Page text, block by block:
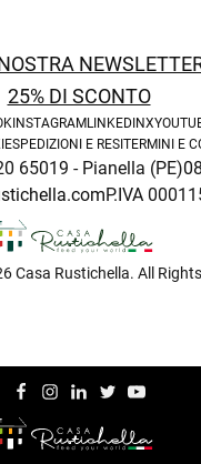
25% DI SCONTO
INSTAGRAMLINKEDINX
SPEDIZIONI E RESITERMINI E
65019 - Pianella (PE)
P.IVA
Casa Rustichella. All